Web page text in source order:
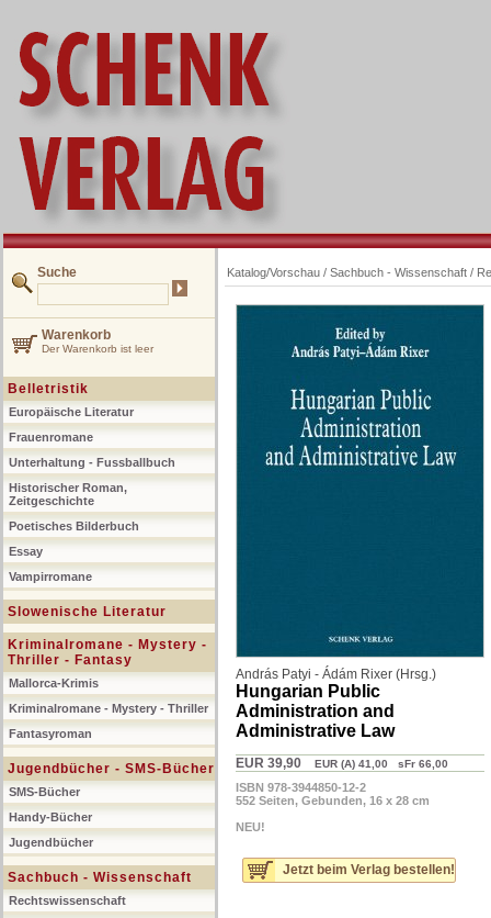
Suche
Warenkorb
Der Warenkorb ist leer
Belletristik
Europäische Literatur
Frauenromane
Unterhaltung - Fussballbuch
Historischer Roman,
Zeitgeschichte
Poetisches Bilderbuch
Essay
Vampirromane
Slowenische Literatur
Kriminalromane - Mystery -
Thriller - Fantasy
Mallorca-Krimis
Kriminalromane - Mystery - Thriller
Fantasyroman
Jugendbücher - SMS-Bücher
SMS-Bücher
Handy-Bücher
Jugendbücher
Sachbuch - Wissenschaft
Rechtswissenschaft
Katalog/Vorschau / Sachbuch - Wissenschaft /
András Patyi - Ádám Rixer (Hrsg.)
Hungarian Public
Administration and
Administrative Law
EUR 39,90 EUR (A) 41,00 sFr 66,00
ISBN 978-3944850-12-2
552 Seiten, Gebunden, 16 x 28 cm
NEU!
Jetzt beim Verlag bestellen!